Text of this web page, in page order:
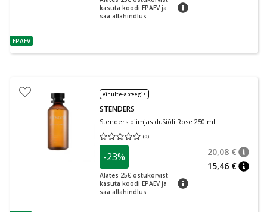
nõuanne
EPAEV
kasuta koodi EPAEV ja
saa allahindlus.
nõuanne
Ainult e-apteegis
STENDERS
Stenders piimjas dušiõli Rose 250 ml
(0)
Keskmine hinnang 0.00
-23%
Alates 25€ ostukorvist
kasuta koodi EPAEV ja
saa allahindlus.
nõuanne
20,08 €
15,46 €